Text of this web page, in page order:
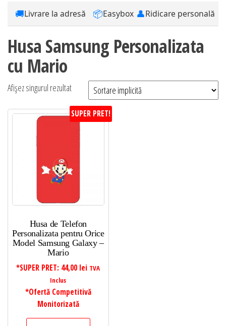
🚚Livrare la adresă 📦Easybox 👤Ridicare personală
Husa Samsung Personalizata
cu Mario
Afișez singurul rezultat
SUPER PRET!
Husa de Telefon
Personalizata pentru Orice
Model Samsung Galaxy –
Mario
*SUPER PRET: 44,00 lei TVA
Inclus
*Ofertă Competitivă
Monitorizată